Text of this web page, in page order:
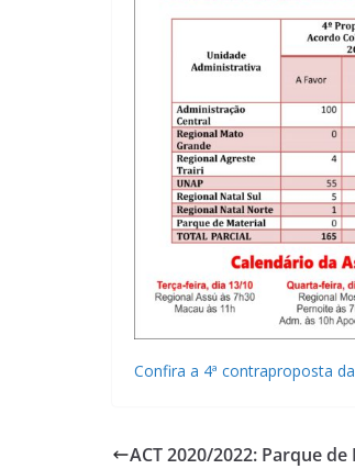
Confira a 4ª contraproposta
ACT 2020/2022: Parque